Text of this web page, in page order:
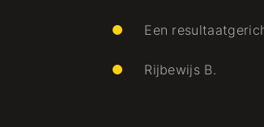
Een
Rijbewijs B.